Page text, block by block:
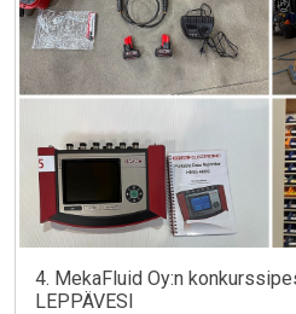
4. MekaFluid Oy:n
LEPPÄVESI